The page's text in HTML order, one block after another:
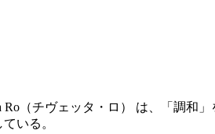
（チヴェッタ・ロ） は、「調和
いる。